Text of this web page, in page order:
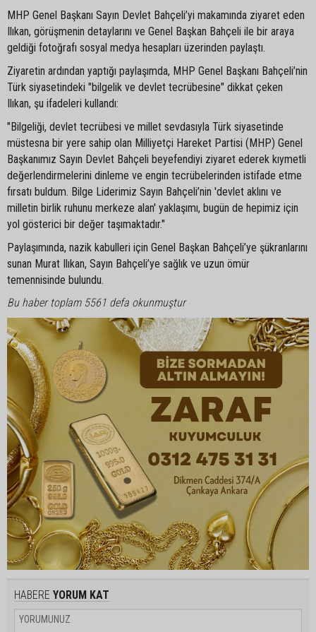
MHP Genel Başkanı Sayın Devlet Bahçeli’yi makamında ziyaret eden
Ilıkan, görüşmenin detaylarını ve Genel Başkan Bahçeli ile bir araya
geldiği fotoğrafı sosyal medya hesapları üzerinden paylaştı.
Ziyaretin ardından yaptığı paylaşımda, MHP Genel Başkanı Bahçeli’nin
Türk siyasetindeki "bilgelik ve devlet tecrübesine" dikkat çeken
Ilıkan, şu ifadeleri kullandı:
"Bilgeliği, devlet tecrübesi ve millet sevdasıyla Türk siyasetinde
müstesna bir yere sahip olan Milliyetçi Hareket Partisi (MHP) Genel
Başkanımız Sayın Devlet Bahçeli beyefendiyi ziyaret ederek kıymetli
değerlendirmelerini dinleme ve engin tecrübelerinden istifade etme
fırsatı buldum. Bilge Liderimiz Sayın Bahçeli’nin 'devlet aklını ve
milletin birlik ruhunu merkeze alan' yaklaşımı, bugün de hepimiz için
yol gösterici bir değer taşımaktadır."
Paylaşımında, nazik kabulleri için Genel Başkan Bahçeli’ye şükranlarını
sunan Murat Ilıkan, Sayın Bahçeli’ye sağlık ve uzun ömür
temennisinde bulundu.
Bu haber toplam 5561 defa okunmuştur
HABERE YORUM KAT